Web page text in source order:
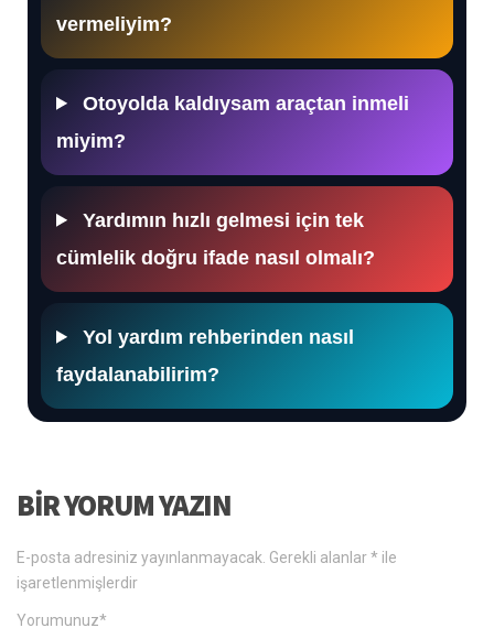
vermeliyim?
Otoyolda kaldıysam araçtan inmeli
miyim?
Yardımın hızlı gelmesi için tek
cümlelik doğru ifade nasıl olmalı?
Yol yardım rehberinden nasıl
faydalanabilirim?
BIR YORUM YAZIN
E-posta adresiniz yayınlanmayacak. Gerekli alanlar* ile
işaretlenmişlerdir
Yorumunuz*